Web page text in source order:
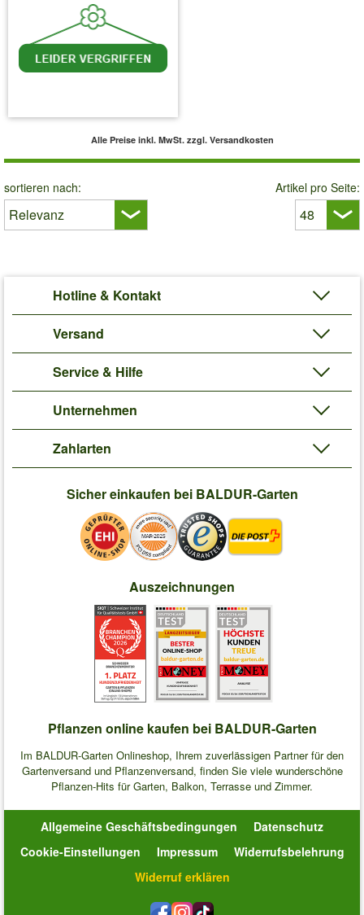
Alle Preise inkl. MwSt. zzgl. Versandkosten
sortieren nach: Artikel pro Seite:
Hotline & Kontakt
Versand
Service & Hilfe
Unternehmen
Zahlarten
Sicher einkaufen bei BALDUR-Garten
Auszeichnungen
Pflanzen online kaufen bei BALDUR-Garten
Im BALDUR-Garten Onlineshop, Ihrem zuverlässigen Partner für den
Gartenversand und Pflanzenversand, finden Sie viele wunderschöne
Pflanzen-Hits für Garten, Balkon, Terrasse und Zimmer.
Allgemeine Geschäftsbedingungen
Datenschutz
Cookie-Einstellungen
Impressum
Widerrufsbelehrung
Widerruf erklären